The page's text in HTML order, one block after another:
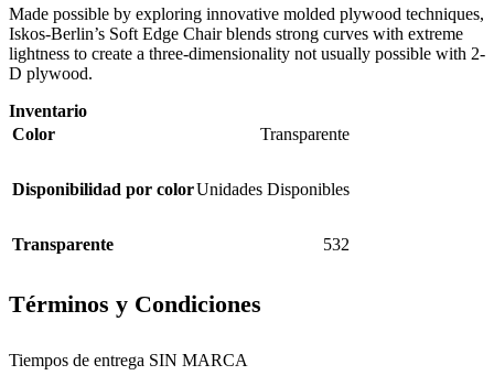
Made possible by exploring innovative molded plywood techniques,
Iskos-Berlin’s Soft Edge Chair blends strong curves with extreme
lightness to create a three-dimensionality not usually possible with 2-
D plywood.
Inventario
Color
Transparente
Disponibilidad por colorUnidades Disponibles
Transparente 532
Términos y Condiciones
Tiempos de entrega SIN MARCA